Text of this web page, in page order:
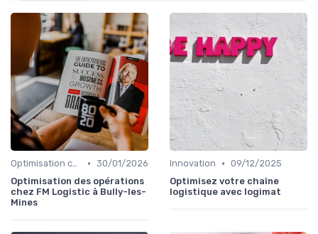
Optimisation coûts • 30/01/2026
Optimisation des opérations
chez FM Logistic à Bully-les-
Mines
Innovation • 09/12/2025
Optimisez votre chaîne
logistique avec logimat